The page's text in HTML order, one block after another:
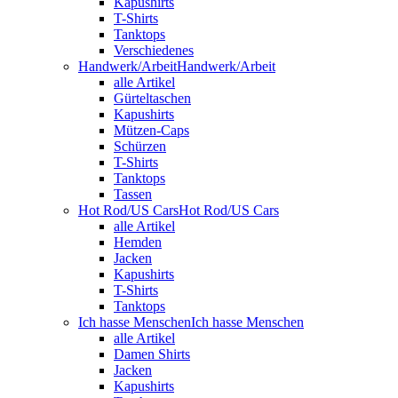
T-Shirts
Tanktops
Verschiedenes
Handwerk/ArbeitHandwerk/Arbeit
alle Artikel
Gürteltaschen
Kapushirts
Mützen-Caps
Schürzen
T-Shirts
Tanktops
Tassen
Hot Rod/US CarsHot Rod/US Cars
alle Artikel
Hemden
Jacken
Kapushirts
T-Shirts
Tanktops
Ich hasse MenschenIch hasse Menschen
alle Artikel
Damen Shirts
Jacken
Kapushirts